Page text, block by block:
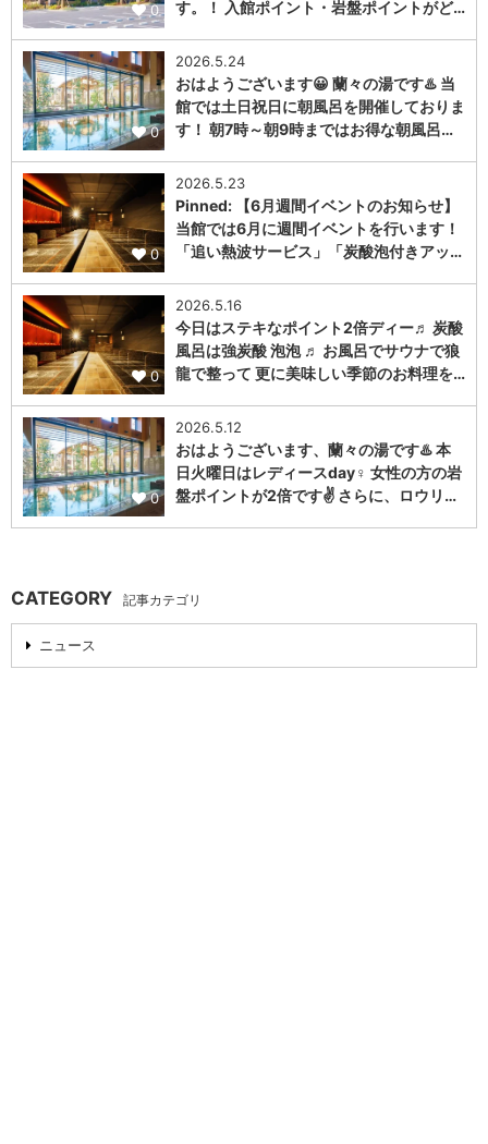
0
す。！ 入館ポイント・岩盤ポイントがど…
0
2026.5.24
おはようございます😀 蘭々の湯です♨️ 当
館では土日祝日に朝風呂を開催しておりま
す！ 朝7時～朝9時まではお得な朝風呂…
0
2026.5.23
Pinned: 【6月週間イベントのお知らせ】
当館では6月に週間イベントを行います！
「追い熱波サービス」「炭酸泡付きアッ…
0
2026.5.16
今日はステキなポイント2倍ディー♬ 炭酸
風呂は強炭酸 泡泡 ♬ お風呂でサウナで狼
龍で整って 更に美味しい季節のお料理を…
0
2026.5.12
おはようございます、蘭々の湯です♨️ 本
日火曜日はレディースday♀️ 女性の方の岩
盤ポイントが2倍です✌️ さらに、ロウリ…
CATEGORY 記事カテゴリ
ニュース